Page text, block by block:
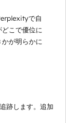
で自
こで優位に
が明らかに
跡します。追加